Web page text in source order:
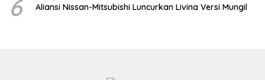
6 Aliansi Nissan-Mitsubishi Luncurkan Livina Versi Mungil